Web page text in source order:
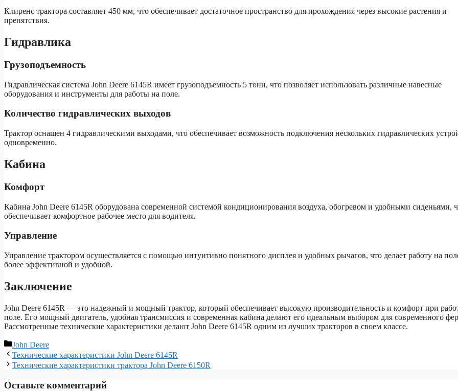
Клиренс трактора составляет 450 мм, что обеспечивает достаточное пространство для прохождения через высокие растения и
препятствия.
Гидравлика
Грузоподъемность
Гидравлическая система John Deere 6145R имеет грузоподъемность 5 тонн, что позволяет использовать различные навесные
оборудования и инструменты для работы на поле.
Количество гидравлических выходов
Трактор оснащен 4 гидравлическими выходами, что обеспечивает возможность подключения нескольких гидравлических
одновременно.
Кабина
Комфорт
Кабина John Deere 6145R оборудована современной системой кондиционирования воздуха, обогревом и удобными сиденьями,
обеспечивает комфортное рабочее место для водителя.
Управление
Управление трактором осуществляется с помощью интуитивно понятного дисплея и удобных рычагов, что делает работу на
более эффективной и удобной.
Заключение
John Deere 6145R — это надежный и мощный трактор, который обеспечивает высокую производительность и комфорт при
поле. Его мощный двигатель, удобная трансмиссия и современная кабина делают его идеальным выбором для современного
Рассмотренные технические характеристики делают John Deere 6145R одним из лучших тракторов в своем классе.
Рубрики
John Deere
Технические характеристики John Deere 6145R
Технические характеристики трактора John Deere 6150R
Оставьте комментарий